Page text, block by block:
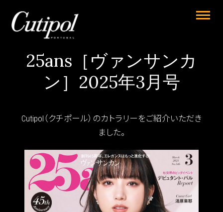
25ans［ヴァンサンカ
ン］2025年3月号
Cutipol（クチポール）のカトラリーをご紹介いただき
ました。